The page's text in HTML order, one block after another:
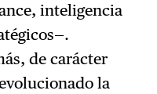
inteligencia
de carácter
la